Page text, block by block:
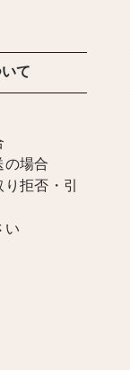
て
の場合
拒否・引
い